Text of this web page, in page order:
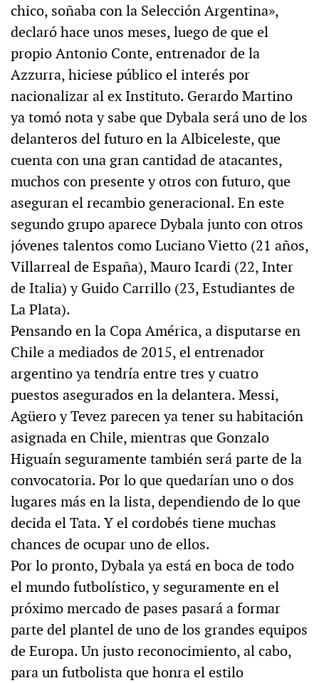
chico, soñaba con la Selección Argentina»,
declaró hace unos meses, luego de que el
propio Antonio Conte, entrenador de la
Azzurra, hiciese público el interés por
nacionalizar al ex Instituto. Gerardo Martino
ya tomó nota y sabe que Dybala será uno de los
delanteros del futuro en la Albiceleste, que
cuenta con una gran cantidad de atacantes,
muchos con presente y otros con futuro, que
aseguran el recambio generacional. En este
segundo grupo aparece Dybala junto con otros
jóvenes talentos como Luciano Vietto (21 años,
Villarreal de España), Mauro Icardi (22, Inter
de Italia) y Guido Carrillo (23, Estudiantes de
La Plata).
Pensando en la Copa América, a disputarse en
Chile a mediados de 2015, el entrenador
argentino ya tendría entre tres y cuatro
puestos asegurados en la delantera. Messi,
Agüero y Tevez parecen ya tener su habitación
asignada en Chile, mientras que Gonzalo
Higuaín seguramente también será parte de la
convocatoria. Por lo que quedarían uno o dos
lugares más en la lista, dependiendo de lo que
decida el Tata. Y el cordobés tiene muchas
chances de ocupar uno de ellos.
Por lo pronto, Dybala ya está en boca de todo
el mundo futbolístico, y seguramente en el
próximo mercado de pases pasará a formar
parte del plantel de uno de los grandes equipos
de Europa. Un justo reconocimiento, al cabo,
para un futbolista que honra el estilo